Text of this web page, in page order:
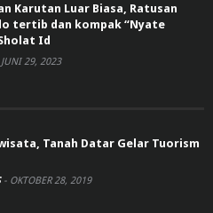
Karutan Luar Biasa, Ratusan
tertib dan kompak “Nyate
Id
JUNI 29, 2023
Tanah Datar Gelar Tuorism
- OKTOBER 28, 2019